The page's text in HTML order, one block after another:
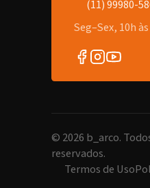
(11) 99980-
Seg–Sex, 10h
© 2026 b_arco.
reservados.
Termos de Uso